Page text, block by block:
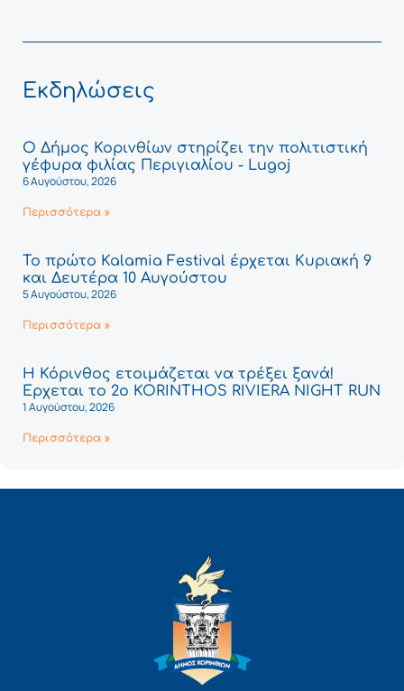
Εκδηλώσεις
Ο Δήμος Κορινθίων στηρίζει την πολιτιστική
γέφυρα φιλίας Περιγιαλίου - Lugoj
6 Αυγούστου, 2026
Περισσότερα »
Το πρώτο Kalamia Festival έρχεται Κυριακή 9
και Δευτέρα 10 Αυγούστου
5 Αυγούστου, 2026
Περισσότερα »
Η Κόρινθος ετοιμάζεται να τρέξει ξανά!
Έρχεται το 2ο KORINTHOS RIVIERA NIGHT RUN
1 Αυγούστου, 2026
Περισσότερα »